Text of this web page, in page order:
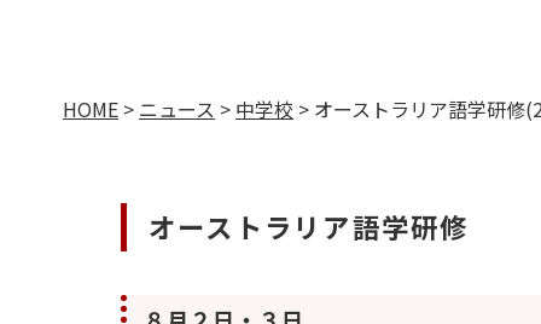
HOME > ニュース > 中学校 > オーストラリア語学研修
オーストラリア語学研修